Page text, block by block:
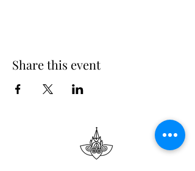
Share this event